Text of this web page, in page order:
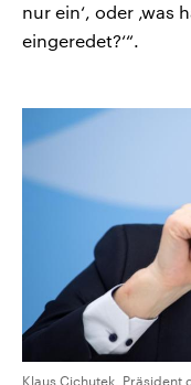
nur ein‘, oder ‚was
eingeredet?‘“.
Klaus Cichutek, Präsident